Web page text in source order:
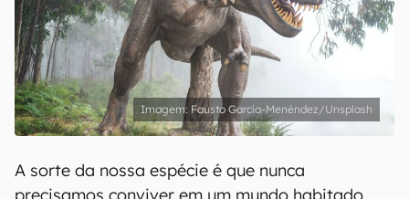
Fausto García-Menéndez/Unsplash
A sorte da nossa espécie é que nunca